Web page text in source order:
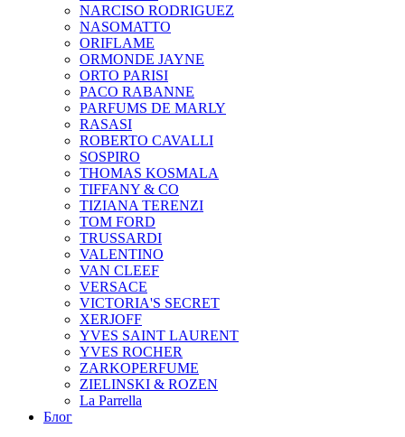
NARCISO RODRIGUEZ
NASOMATTO
ORIFLAME
ORMONDE JAYNE
ORTO PARISI
PACO RABANNE
PARFUMS DE MARLY
RASASI
ROBERTO CAVALLI
SOSPIRO
THOMAS KOSMALA
TIFFANY & CO
TIZIANA TERENZI
TOM FORD
TRUSSARDI
VALENTINO
VAN CLEEF
VERSACE
VICTORIA'S SECRET
XERJOFF
YVES SAINT LAURENT
YVES ROCHER
ZARKOPERFUME
ZIELINSKI & ROZEN
La Parrella
Блог